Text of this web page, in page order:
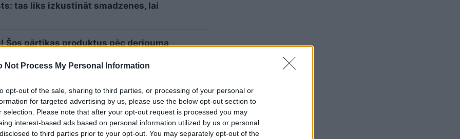
Not Process My Personal Information
opt-out of the sale, sharing to third parties, or processing of your personal or
for targeted advertising by us, please use the below opt-out section to
selection. Please note that after your opt-out request is processed you may
interest-based ads based on personal information utilized by us or personal
to third parties prior to your opt-out. You may separately opt-out of the
tas liks izkustināt smadzenes, lai
Šos pārtikas produktus pēc derīguma
nedrīkst lietot uzturā